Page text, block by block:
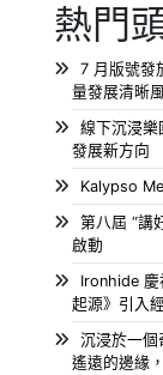
熱門
7 月版號發
量發展清晰
線下沉浸樂
發展新方向
Kalypso
第八屆 “講
啟動
Ironhide 慶
起源》引入
沉浸於一個
遙遠的邊緣